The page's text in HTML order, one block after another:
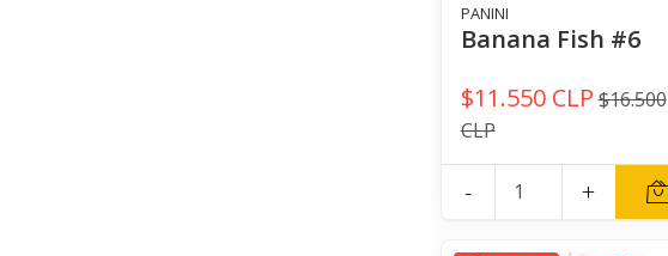
PANINI
Banana Fish #6
$11.550 CLP $16.500
CLP
- +